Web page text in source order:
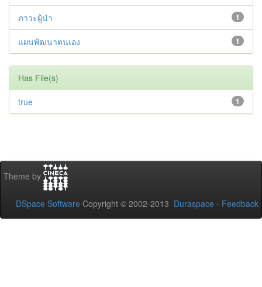
1
ภาวะผู้นำ
1
แผนพัฒนาตนเอง
Has File(s)
1
true
Theme by
DSpace Software Copyright © 2002-2013 Duraspace - Feedback